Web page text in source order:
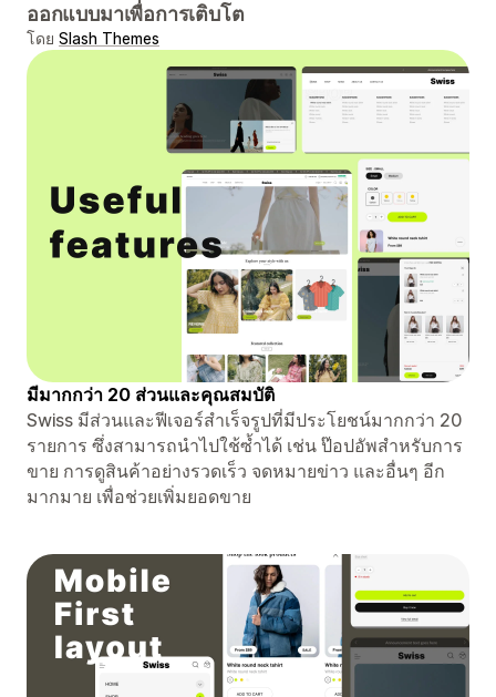
ออกแบบมาเพื่อการเติบโต
โดย Slash Themes
มีมากกว่า 20 ส่วนและคุณสมบัติ
Swiss มีส่วนและฟีเจอร์สำเร็จรูปที่มีประโยชน์มากกว่า 20
รายการ ซึ่งสามารถนำไปใช้ซ้ำได้ เช่น ป๊อปอัพสำหรับการ
ขาย การดูสินค้าอย่างรวดเร็ว จดหมายข่าว และอื่นๆ อีก
มากมาย เพื่อช่วยเพิ่มยอดขาย